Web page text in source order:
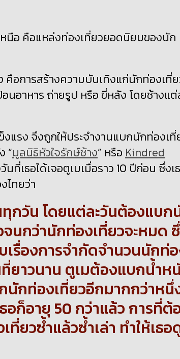
นือ คือแหล่งท่องเที่ยวยอดนิยมของนัก
คือการสร้างความบันเทิงแก่นักท่องเที่
อาหาร ถ่ายรูป หรือ ขี่หลัง โดยช้างแต่
แรง จึงถูกให้ประจำงานแบกนักท่องเที่
“มูลนิธิหัวใจรักษ์ช้าง” หรือ Kindred
ที่เธอได้เจอตูเมเมื่อราว 10 ปีก่อน ซึ่งเ
ไทยว่า
กวัน โดยแต่ละวันต้องแบก
จนกว่านักท่องเที่ยวจะหมด
เรื่องการจำกัดจำนวนนักท่
ยาวนาน ตูเมต้องแบกน้ำห
นักท่องเที่ยวอีกมากกว่าหนึ่
อก็อายุ 50 กว่าแล้ว การที่ต้
ยวซ้ำแล้วซ้ำเล่า ทำให้เธอ